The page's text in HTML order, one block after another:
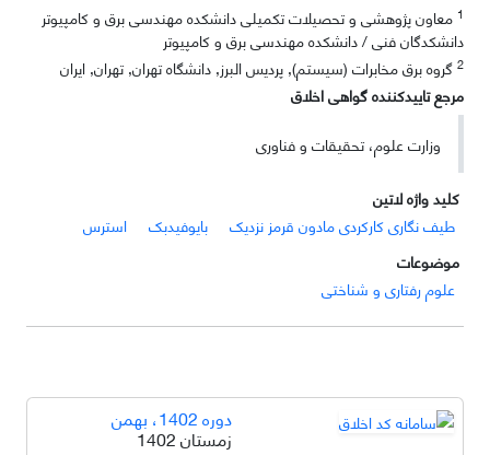
1 معاون پژوهشی و تحصیلات تکمیلی دانشکده مهندسی برق و کامپیوتر
دانشکدگان فنی / دانشکده مهندسی برق و کامپیوتر
2 گروه برق مخابرات (سیستم), پردیس البرز, دانشگاه تهران, تهران, ایران
مرجع تاییدکننده گواهی اخلاق
وزارت علوم، تحقیقات و فناوری
کلید واژه لاتین
طیف نگاری کارکردی مادون قرمز نزدیک
بایوفیدبک
استرس
موضوعات
علوم رفتاری و شناختی
دوره 1402، بهمن
زمستان 1402